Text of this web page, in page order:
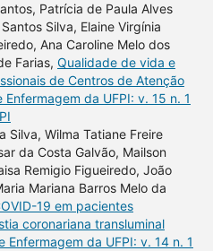
Patrícia de Paula Alves
Silva, Elaine Virgínia
Ana Caroline Melo dos
Farias, Qualidade de vida e
de Centros de Atenção
Enfermagem da UFPI: v. 15 n. 1
Silva, Wilma Tatiane Freire
da Costa Galvão, Mailson
Remigio Figueiredo, João
Mariana Barros Melo da
19 em pacientes
coronariana transluminal
Enfermagem da UFPI: v. 14 n. 1